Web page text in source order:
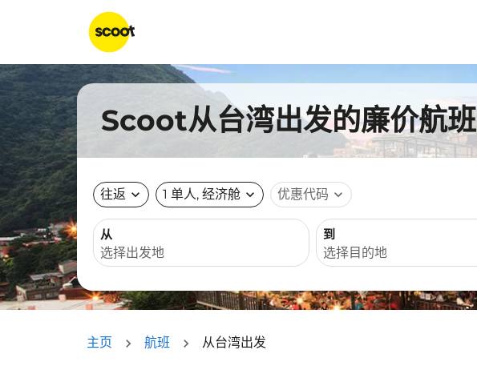
Scoot从台湾出发的廉价航班
往返 expand_more 1 单人, 经济舱 expand_more 优惠代码 expand_more
从 到
主页 航班 从台湾出发